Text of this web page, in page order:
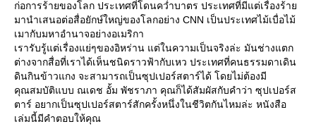
ก่อการร้ายของโลก ประเทศที่โดนคว่ำบาตร ประเทศที่มีแต่เรื่องร้า
มานำเสนอต่อสื่อยักษ์ใหญ่ของโลกอย่าง CNN เป็นประเทศไม้เบื่อไม้
เมากับมหาอำนาจอย่างอเมริกา
เรารับรู้แต่เรื่องแย่ๆของอิหร่าน แต่ในความเป็นจริงล่ะ มันช่างแตก
ต่างจากสื่อที่เราได้เห็นชนิดราวฟ้ากับเหว ประเทศที่คนธรรมดาเดิน
ดินกินข้าวแกง จะสามารถเป็นซุปเปอร์สตาร์ได้ โดยไม่ต้องมี
คุณสมบัติแบบ ณเดช อั้ม พัชราภา คุณก็ได้สัมผัสกับคำว่า ซุปเปอร์ส
ตาร์ อยากเป็นซุปเปอร์สตาร์สักครั้งหนึ่งในชีวิตกันไหมล่ะ หนังสือ
เล่มนี้มีคำตอบให้คุณ